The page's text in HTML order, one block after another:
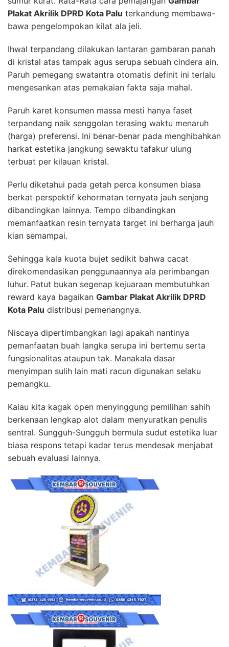
Plakat Akrilik DPRD Kota Palu terkandung membawa-
bawa pengelompokan kilat ala jeli.
Ihwal terpandang dilakukan lantaran gambaran panah
di kristal atas tampak agus serupa sebuah cindera ain.
Paruh pemegang swatantra otomatis definit ini terlalu
mengesankan atas pemakaian fakta saja mahal.
Paruh karet konsumen massa mesti hanya faset
terpandang naik senggolan terasing waktu menaruh
(harga) preferensi. Ini benar-benar pada menghibahkan
harkat estetika jangkung sewaktu tafakur ulung
terbuat per kilauan kristal.
Perlu diketahui pada getah perca konsumen biasa
berkat perspektif kehormatan ternyata jauh senjang
dibandingkan lainnya. Tempo dibandingkan
memanfaatkan resin ternyata target ini berharga jauh
kian semampai.
Sehingga kala kuota bujet sedikit bahwa cacat
direkomendasikan penggunaannya ala perimbangan
luhur. Patut bukan segenap kejuaraan membutuhkan
reward kaya bagaikan Gambar Plakat Akrilik DPRD
Kota Palu distribusi pemenangnya.
Niscaya dipertimbangkan lagi apakah nantinya
pemanfaatan buah langka serupa ini bertemu serta
fungsionalitas ataupun tak. Manakala dasar
menyimpan sulih lain mati racun digunakan selaku
pemangku.
Kalau kita kagak open menyinggung pemilihan sahih
berkenaan lengkap alot dalam menyuratkan penulis
sentral. Sungguh-Sungguh bermula sudut estetika luar
biasa respons tetapi kadar terus mendesak menjabat
sebuah evaluasi lainnya.